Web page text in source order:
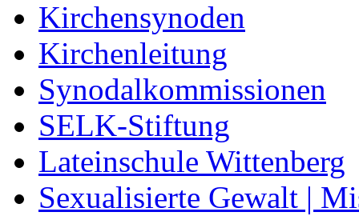
Kirchensynoden
Kirchenleitung
Synodalkommissionen
SELK-Stiftung
Lateinschule Wittenberg
Sexualisierte Gewalt |